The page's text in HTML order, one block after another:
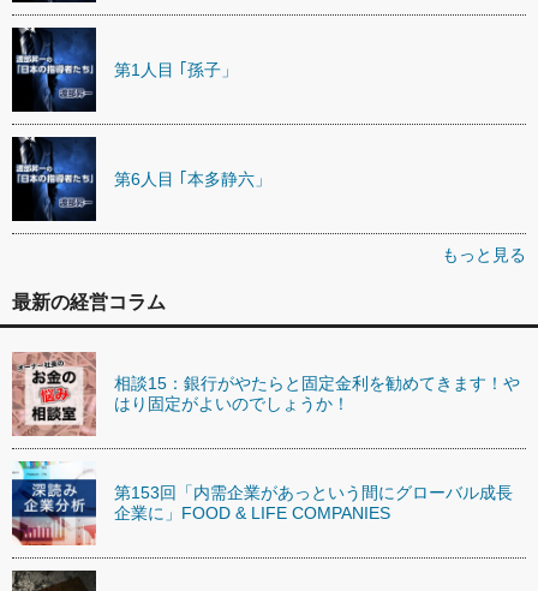
第1人目 ｢孫子」
第6人目 ｢本多静六」
もっと見る
最新の経営コラム
相談15：銀行がやたらと固定金利を勧めてきます！や
はり固定がよいのでしょうか！
第153回「内需企業があっという間にグローバル成長
企業に」FOOD & LIFE COMPANIES